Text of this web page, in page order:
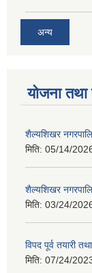
अन्य
योजना तथा
शैल्यशिखर
मिति: 05/14/
शैल्यशिखर
मिति: 03/24/
विपद पूर्व तयारी
मिति: 07/24/